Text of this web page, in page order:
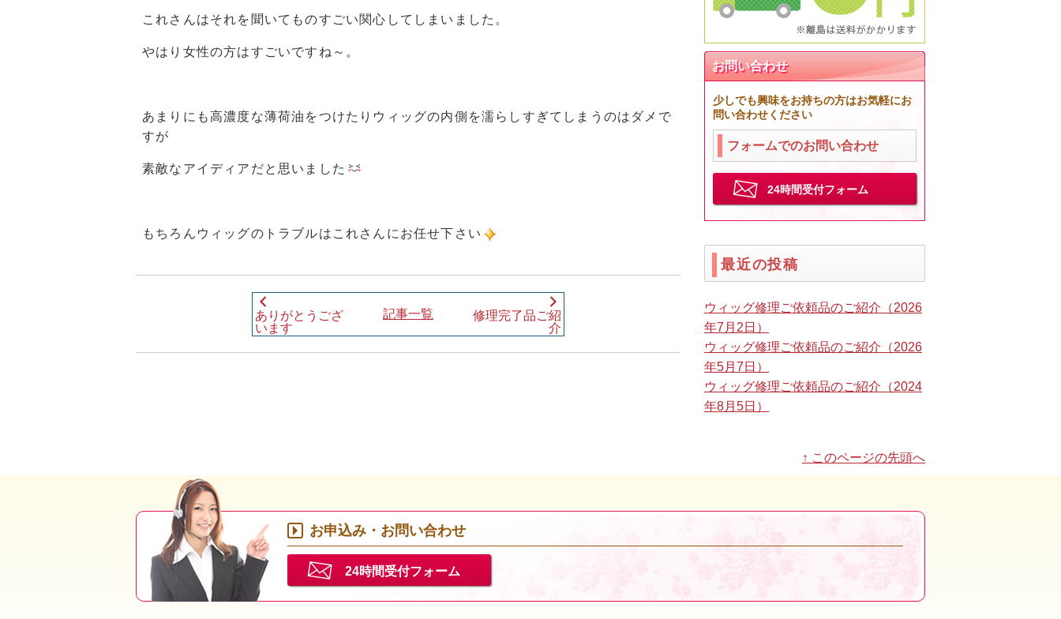
これさんはそれを聞いてものすごい関心してしまいました。
やはり女性の方はすごいですね～。
あまりにも高濃度な薄荷油をつけたりウィッグの内側を濡らしすぎてしまうのはダメで
すが
素敵なアイディアだと思いました
もちろんウィッグのトラブルはこれさんにお任せ下さい
ありがとうござ
います
記事一覧
修理完了品ご紹
介
お問い合わせ
少しでも興味をお持ちの方はお気軽にお
問い合わせください
フォームでのお問い合わせ
24時間受付フォーム
最近の投稿
ウィッグ修理ご依頼品のご紹介（2026
年7月2日）
ウィッグ修理ご依頼品のご紹介（2026
年5月7日）
ウィッグ修理ご依頼品のご紹介（2024
年8月5日）
↑ このページの先頭へ
お申込み・お問い合わせ
24時間受付フォーム